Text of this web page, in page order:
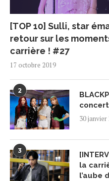
[TOP 10] Sulli, star
retour sur les
carrière ! #27
17 octobre 2019
2
30 janvier
3
la
l’aube